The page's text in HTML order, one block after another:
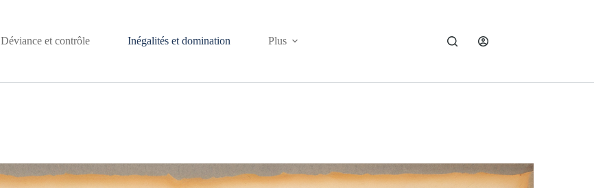
Déviance et contrôle Inégalités et domination Plus